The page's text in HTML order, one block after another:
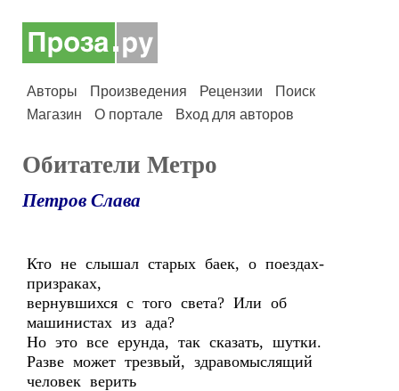
Авторы Произведения Рецензии
Поиск
Магазин
О портале Вход для авторов
Обитатели Метро
Петров Слава
Кто не слышал старых баек, о поездах-
призраках,
вернувшихся с того света? Или об
машинистах из ада?
Но это все ерунда, так сказать, шутки.
Разве может трезвый, здравомыслящий
человек верить